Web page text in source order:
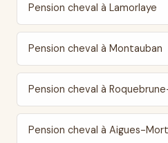
Pension cheval à Lamorlaye
Pension cheval à Montauban
Pension cheval à
Pension cheval à Aigues-